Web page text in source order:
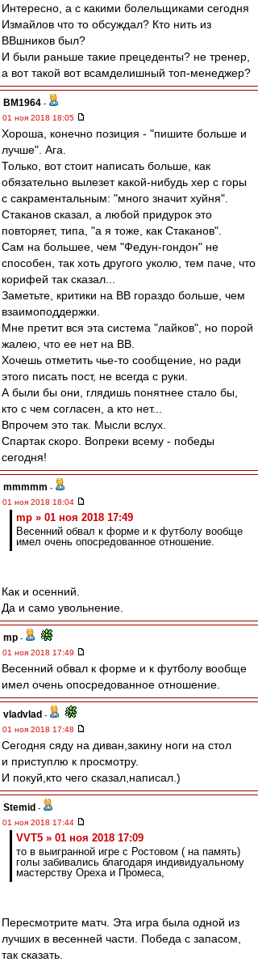
Интересно, а с какими болельщиками сегодня
Измайлов что то обсуждал? Кто нить из
ВВшников был?
И были раньше такие прецеденты? не тренер,
а вот такой вот всамделишный топ-менеджер?
BM1964 -
01 ноя 2018 18:05
Хороша, конечно позиция - "пишите больше и
лучше". Ага.
Только, вот стоит написать больше, как
обязательно вылезет какой-нибудь хер с горы
с сакраментальным: "много значит хуйня".
Стаканов сказал, а любой придурок это
повторяет, типа, "а я тоже, как Стаканов".
Сам на большее, чем "Федун-гондон" не
способен, так хоть другого уколю, тем паче, что
корифей так сказал...
Заметьте, критики на ВВ гораздо больше, чем
взаимоподдержки.
Мне претит вся эта система "лайков", но порой
жалею, что ее нет на ВВ.
Хочешь отметить чье-то сообщение, но ради
этого писать пост, не всегда с руки.
А были бы они, глядишь понятнее стало бы,
кто с чем согласен, а кто нет...
Впрочем это так. Мысли вслух.
Спартак скоро. Вопреки всему - победы
сегодня!
mmmmm -
01 ноя 2018 18:04
mp » 01 ноя 2018 17:49
Весенний обвал к форме и к футболу вообще
имел очень опосредованное отношение.
Как и осенний.
Да и само увольнение.
mp -
01 ноя 2018 17:49
Весенний обвал к форме и к футболу вообще
имел очень опосредованное отношение.
vladvlad -
01 ноя 2018 17:48
Сегодня сяду на диван,закину ноги на стол
и приступлю к просмотру.
И покуй,кто чего сказал,написал.)
Stemid -
01 ноя 2018 17:44
VVT5 » 01 ноя 2018 17:09
то в выигранной игре с Ростовом ( на память)
голы забивались благодаря индивидуальному
мастерству Ореха и Промеса,
Пересмотрите матч. Эта игра была одной из
лучших в весенней части. Победа с запасом,
так сказать.